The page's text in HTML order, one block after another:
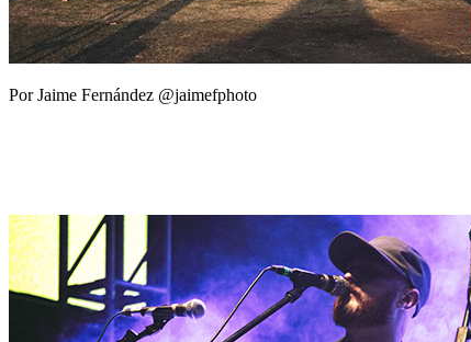
Por Jaime Fernández @jaimefphoto